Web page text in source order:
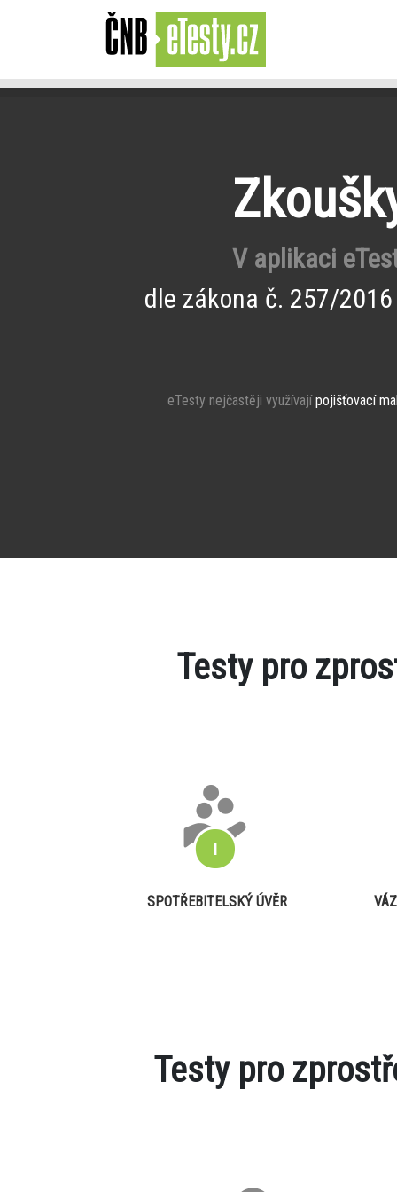
V aplikaci
dle zákona č. 257/2016
eTesty nejčastěji využívajípojišťovací
Testy pro
SPOTŘEBITELSKÝ ÚVĚR
Testy pro